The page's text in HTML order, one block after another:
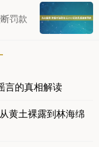
罚款
言的真相解读
黄土裸露到林海绵